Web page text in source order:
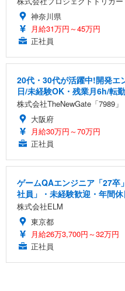
神奈川県
月給31万円～45万円
正社員
20代・30代が活躍中!開発エ
日/未経験OK・残業月6h/転
株式会社TheNewGate「7989」
大阪府
月給30万円～70万円
正社員
ゲームQAエンジニア「27卒
社員」・未経験歓迎・年間
株式会社ELM
東京都
月給26万3,700円～32万円
正社員